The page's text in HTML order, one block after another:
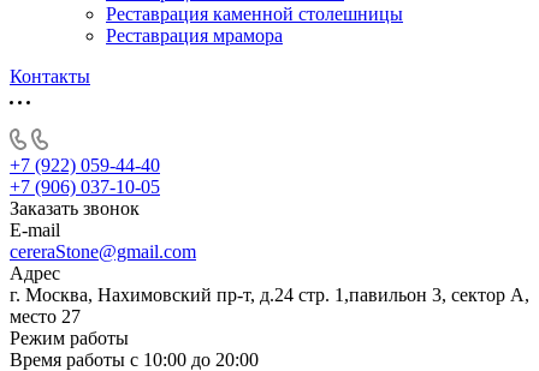
Реставрация каменной столешницы
Реставрация мрамора
Контакты
+7 (922) 059-44-40
+7 (906) 037-10-05
Заказать звонок
E-mail
cereraStone@gmail.com
Адрес
г. Москва, Нахимовский пр-т, д.24 стр. 1,павильон 3, сектор А,
место 27
Режим работы
Время работы с 10:00 до 20:00